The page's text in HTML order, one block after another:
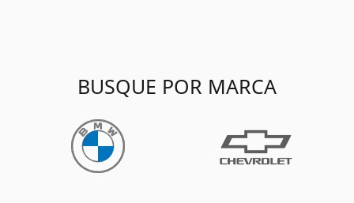
BUSQUE POR MARCA